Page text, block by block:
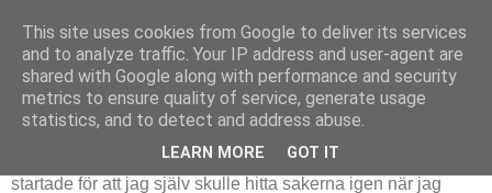
Tips och tankar kring de saker jag stöter på i arbetet. Det
startade för att jag själv skulle hitta sakerna igen när jag
This site uses cookies from Google to deliver its services
and to analyze traffic. Your IP address and user-agent are
shared with Google along with performance and security
metrics to ensure quality of service, generate usage
statistics, and to detect and address abuse.
LEARN MORE GOT IT